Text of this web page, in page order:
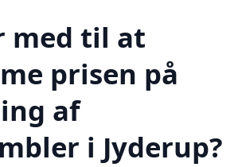
med til at
prisen på
af
i Jyderup?